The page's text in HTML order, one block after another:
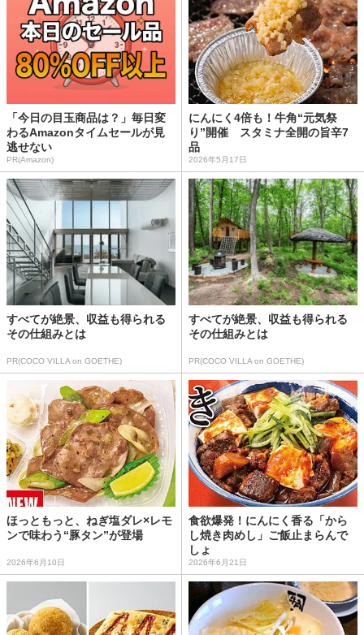
「今日の目玉商品は？」毎日変
わるAmazonタイムセールが見
逃せない
PR(Amazon)
にんにく4倍も！牛角“元気祭
り”開催 スタミナ全開の旨辛7
品
2026年5月17日
すべてが絶景、収益も得られる
その仕組みとは
PR(COCO VILLA on GOETHE)
すべてが絶景、収益も得られる
その仕組みとは
PR(COCO VILLA on GOETHE)
ほっともっと、ねぎ塩ダレ×レモ
ンで味わう“豚タン”が登場
2026年6月10日
食欲爆発！にんにく香る「から
し焼き肉めし」ご飯止まらんで
しょ
2026年6月21日